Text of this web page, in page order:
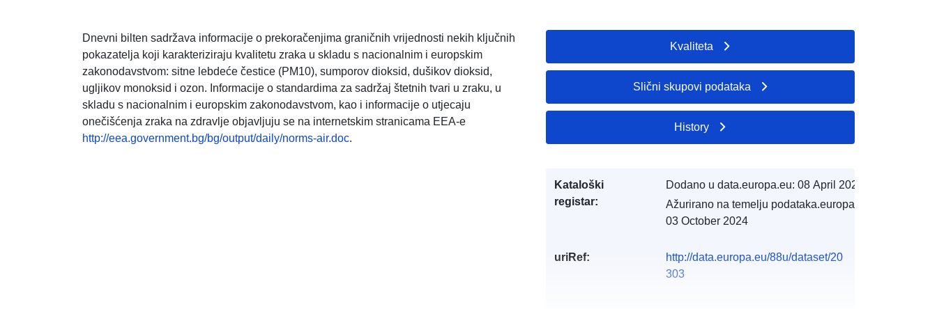
Dnevni bilten sadržava informacije o prekoračenjima graničnih vrijednosti nekih ključnih
pokazatelja koji karakteriziraju kvalitetu zraka u skladu s nacionalnim i europskim
zakonodavstvom: sitne lebdeće čestice (PM10), sumporov dioksid, dušikov dioksid,
ugljikov monoksid i ozon. Informacije o standardima za sadržaj štetnih tvari u zraku, u
skladu s nacionalnim i europskim zakonodavstvom, kao i informacije o utjecaju
onečišćenja zraka na zdravlje objavljuju se na internetskim stranicama EEA-e
http://eea.government.bg/bg/output/daily/norms-air.doc.
Kvaliteta
Slični skupovi podataka
History
Kataloški
registar:
Dodano u data.europa.eu: 08 April 2024
Ažurirano na temelju podataka.europa.eu:
03 October 2024
uriRef:
http://data.europa.eu/88u/dataset/20
303